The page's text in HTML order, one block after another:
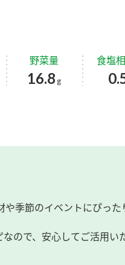
野菜量
16.8 g
食塩
季節のイベントにぴっ
ので、安心してご活用い